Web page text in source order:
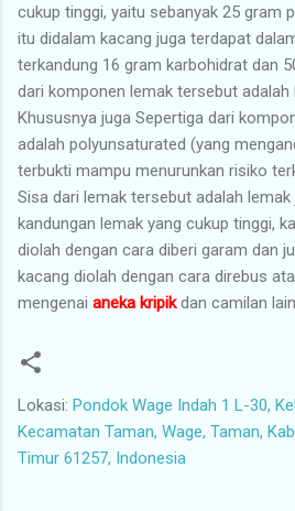
cukup tinggi, yaitu sebanyak 25 gram
itu didalam kacang juga terdapat
terkandung 16 gram karbohidrat dan
dari komponen lemak tersebut adalah
Khususnya juga Sepertiga dari
adalah polyunsaturated (yang
terbukti mampu menurunkan risiko
Sisa dari lemak tersebut adalah lemak
kandungan lemak yang cukup tinggi,
diolah dengan cara diberi garam dan
kacang diolah dengan cara direbus
mengenai aneka kripikdan camilan
Lokasi: Pondok Wage Indah 1 L-30,
Kecamatan Taman, Wage, Taman,
Timur 61257, Indonesia